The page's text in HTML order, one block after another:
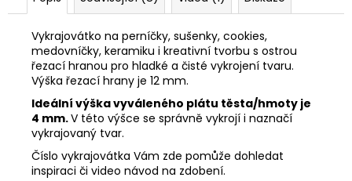
Vykrajovátko na perníčky, sušenky, cookies,
medovníčky, keramiku i kreativní tvorbu s ostrou
řezací hranou pro hladké a čisté vykrojení tvaru.
Výška řezací hrany je 12 mm.
Ideální výška vyváleného plátu těsta/hmoty je
4 mm.V této výšce se správně vykrojí i naznačí
vykrajovaný tvar.
Číslo vykrajovátka Vám zde pomůže dohledat
inspiraci či video návod na zdobení.
74
Kč